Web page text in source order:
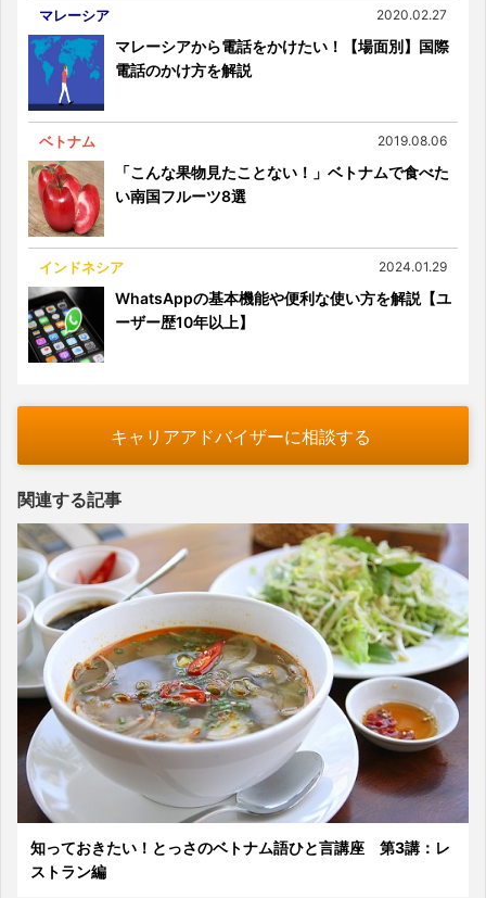
マレーシア 2020.02.27
マレーシアから電話をかけたい！【場面別】国際
電話のかけ方を解説
ベトナム 2019.08.06
「こんな果物見たことない！」ベトナムで食べた
い南国フルーツ8選
インドネシア 2024.01.29
WhatsAppの基本機能や便利な使い方を解説【ユ
ーザー歴10年以上】
キャリアアドバイザーに相談する
関連する記事
知っておきたい！とっさのベトナム語ひと言講座 第3講：レ
ストラン編